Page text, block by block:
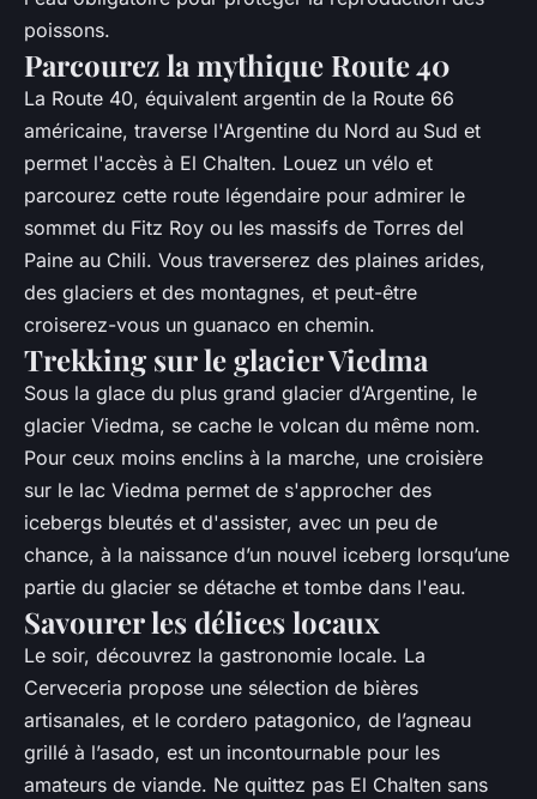
poissons.
Parcourez la mythique Route 40
La Route 40, équivalent argentin de la Route 66
américaine, traverse l'Argentine du Nord au Sud et
permet l'accès à El Chalten. Louez un vélo et
parcourez cette route légendaire pour admirer le
sommet du Fitz Roy ou les massifs de Torres del
Paine au Chili. Vous traverserez des plaines arides,
des glaciers et des montagnes, et peut-être
croiserez-vous un guanaco en chemin.
Trekking sur le glacier Viedma
Sous la glace du plus grand glacier d’Argentine, le
glacier Viedma, se cache le volcan du même nom.
Pour ceux moins enclins à la marche, une croisière
sur le lac Viedma permet de s'approcher des
icebergs bleutés et d'assister, avec un peu de
chance, à la naissance d’un nouvel iceberg lorsqu’une
partie du glacier se détache et tombe dans l'eau.
Savourer les délices locaux
Le soir, découvrez la gastronomie locale. La
Cerveceria propose une sélection de bières
artisanales, et le cordero patagonico, de l’agneau
grillé à l’asado, est un incontournable pour les
amateurs de viande. Ne quittez pas El Chalten sans